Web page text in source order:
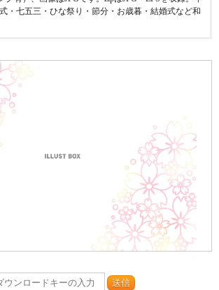
・七五三・ひな祭り・節分・お歳暮・結婚式など和
送信